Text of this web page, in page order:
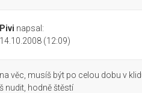
Pivi napsal:
14.10.2008 (12:09)
věc, musíš být po celou dobu v
nudit, hodně štěstí